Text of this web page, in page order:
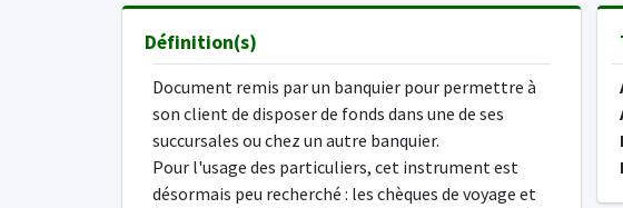
Définition(s)
Document remis par un banquier pour permettre à
son client de disposer de fonds dans une de ses
succursales ou chez un autre banquier.
Pour l'usage des particuliers, cet instrument est
désormais peu recherché : les chèques de voyage et